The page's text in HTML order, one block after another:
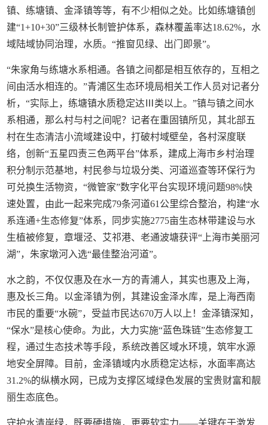
镇、练塘镇、金泽镇等等，有不少相似之处。比如练塘镇创
建“1+10+30”三级林长制管护体系，森林覆盖率达18.62%，水
域陆域协同治理，水质。“推窗见绿、出门即景”。
“朱家角与练塘水系相通。各镇之间都是相互依存的，互相之
间由活水相连的。”青浦区生态环境局相关工作人员对记者分
析，“实际上，练塘镇水质稳定达Ⅲ类以上。”镇与镇之间水
系相通，那么村与村之间呢？记者在重固镇所见，其北部五
村在生态清洁小流域建设中，打破村域壁垒，各村深度联
络，创新“五星四责三色两平台”体系，建成上海市乡村治理
积分制示范基地，村民参与垃圾分类、河道巡查等环保行为
可兑换生活物资，“微管家”数字化平台实现环境问题98%快
速处置，由此一起来完成79条河道61公里综合整治，构建“水
系连通+生态修复”体系，同步实施2775亩生态林带建设与水
生植被修复，章堰泾、艾祁港、老通波塘获评“上海市美丽河
湖”，朱家墩河入选“最佳整治河道”。
水之韵，不仅仅惠及在水一方的青浦人，其实也惠及上海，
惠及长三角。以金泽镇为例，其建设金泽水库，是上海西南
市民的重要“水碗”，受益市民达670万人以上！金泽镇深知，
“保水”是核心使命。为此，大力实施“蓝色珠链”生态修复工
程，通过生态技术等手段，系统改善区域水环境，筑牢水源
地安全屏障。目前，金泽镇域内水质稳定达标，水面率高达
31.2%的纵横水网，已成为支撑区域绿色发展的宝贵财富和靓
丽生态底色。